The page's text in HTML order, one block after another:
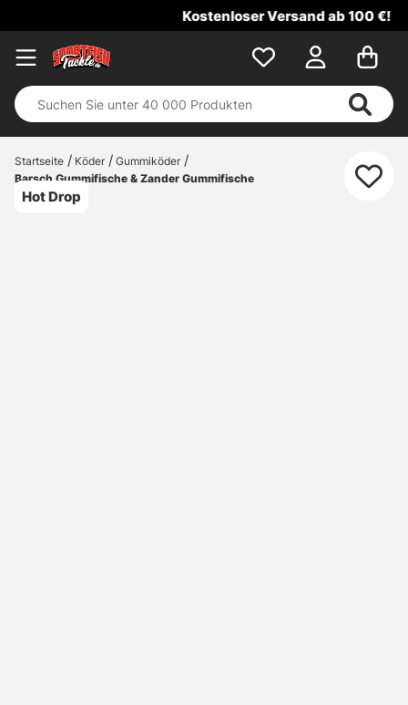
Kostenloser Versand ab 100 €!
Startseite Köder
Gummiköder
Barsch Gummifische & Zander Gummifische
Hot Drop